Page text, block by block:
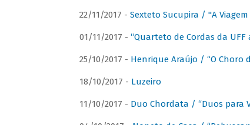
22/11/2017 - Sexteto Sucupira / "A
01/11/2017 - “Quarteto de Cordas da
25/10/2017 - Henrique Araújo / “O Choro
18/10/2017 - Luzeiro
11/10/2017 - Duo Chordata / “Duos para